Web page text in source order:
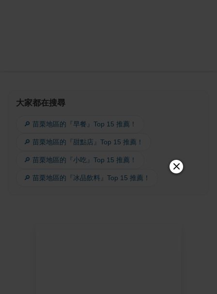
大家都在搜尋
🔎 苗栗地區的『早餐』Top 15 推薦！
🔎 苗栗地區的『甜點店』Top 15 推薦！
🔎 苗栗地區的『小吃』Top 15 推薦！
🔎 苗栗地區的『冰品飲料』Top 15 推薦！